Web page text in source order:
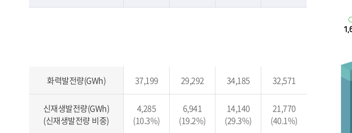
화력발전량(GWh) 37,199 29,292 34,185 32,571
신재생발전량(GWh)
(신재생발전량 비중)
4,285
(10.3%)
6,941
(19.2%)
14,140
(29.3%)
21,770
(40.1%)